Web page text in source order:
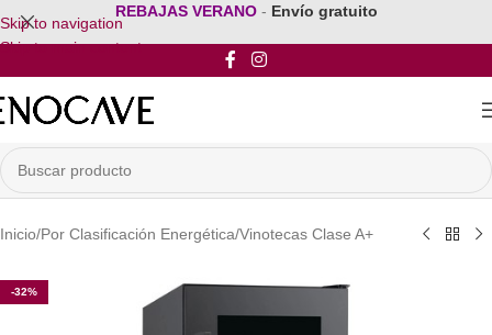
Skip to navigation
Skip to main content
REBAJAS VERANO - Envío gratuito
Inicio/Por Clasificación Energética/Vinotecas Clase A+
-32%